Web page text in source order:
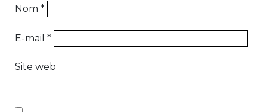
Nom *
E-mail *
Site web